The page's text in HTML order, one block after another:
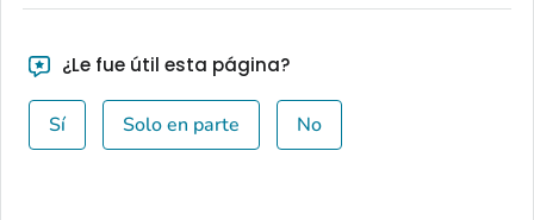
¿Le fue útil esta página?
Sí Solo en parte No